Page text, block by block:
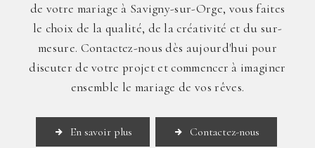
de votre mariage à Savigny-sur-Orge, vous faites
le choix de la qualité, de la créativité et du sur-
mesure. Contactez-nous dès aujourd'hui pour
discuter de votre projet et commencer à imaginer
ensemble le mariage de vos rêves.
En savoir plus Contactez-nous